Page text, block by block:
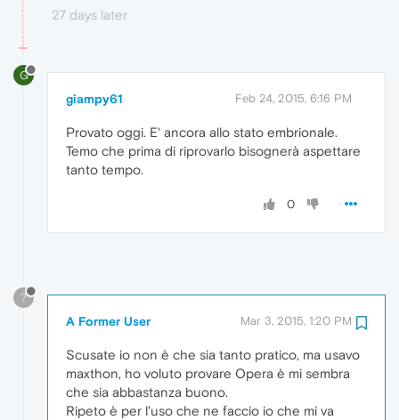
27 days later
G
giampy61 Feb 24, 2015, 6:16 PM
Provato oggi. E' ancora allo stato embrionale.
Temo che prima di riprovarlo bisognerà aspettare
tanto tempo.
0
?
A Former User Mar 3, 2015, 1:20 PM
Scusate io non è che sia tanto pratico, ma usavo
maxthon, ho voluto provare Opera è mi sembra
che sia abbastanza buono.
Ripeto è per l'uso che ne faccio io che mi va